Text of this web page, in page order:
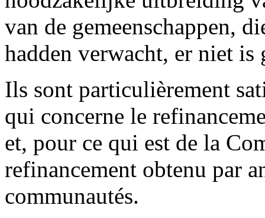
van de gemeenschappen,
hadden verwacht, er niet is
Ils sont particulièrement
qui concerne le
et, pour ce qui est de la
refinancement obtenu par
communautés.